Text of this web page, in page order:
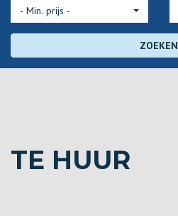
- Min. prijs -
ZOEKEN
TE HUUR